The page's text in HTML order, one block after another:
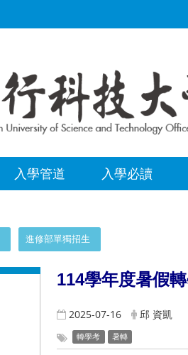
入學管道 入學必讀
進修部單獨招生
114學年度暑假
2025-07-16 邱 資凱
轉學考 暑轉